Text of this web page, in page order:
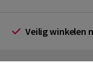
Veilig winkelen